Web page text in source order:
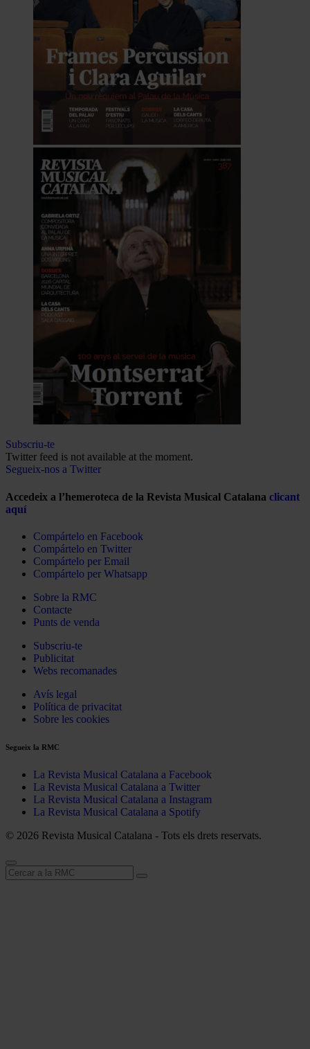
Subscriu-te
Twitter feed is not available at the moment.
Segueix-nos a Twitter
Accedeix a l’hemeroteca de la Revista Musical Catalana clicant
aquí
Compártelo en Facebook
Compártelo en Twitter
Compártelo per Email
Compártelo per Whatsapp
Sobre la RMC
Contacte
Punts de venda
Subscriu-te
Publicitat
Webs recomanades
Avís legal
Política de privacitat
Sobre les cookies
Segueix la RMC
La Revista Musical Catalana a Facebook
La Revista Musical Catalana a Twitter
La Revista Musical Catalana a Instagram
La Revista Musical Catalana a Spotify
© 2026 Revista Musical Catalana - Tots els drets reservats.
Cerca